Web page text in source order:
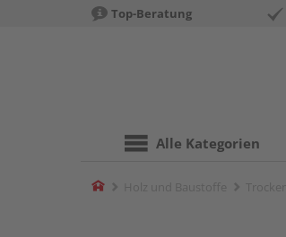
Top-Beratung
Alle Kategorien
Home